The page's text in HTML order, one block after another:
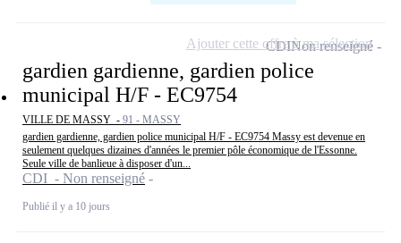
gardien gardienne, gardien police
municipal H/F - EC9754
VILLE DE MASSY - 91 - MASSY
gardien gardienne, gardien police municipal H/F - EC9754 Massy est devenue en
seulement quelques dizaines d'années le premier pôle économique de l'Essonne.
Seule ville de banlieue à disposer d'un...
CDI - Non renseigné
Publié il y a 10 jours
CDINon renseigné
Ajouter cette offre à ma sélection